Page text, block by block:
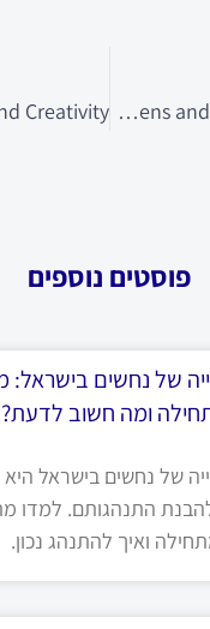
Beadeez – Fun and Creative Toys for Teens and Young Adults
פוסטים נוספים
של נחשים בישראל:
ומה חשוב לדעת?
של נחשים בישראל
התנהגותם. למדו
ואיך להתנהג נכון.